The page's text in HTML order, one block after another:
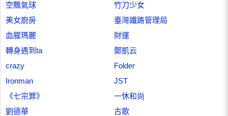
空飄氣球
竹刀少女
美女廚房
臺灣鐵路管理局
血腥瑪麗
財運
轉身遇到ta
鄭凱云
crazy
Folder
Ironman
JST
《七宗罪》
一休和尚
劉德華
古歌